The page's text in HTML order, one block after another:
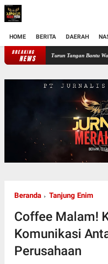
HOME BERITA DAERAH
BREAKING
NEWSPerkuat Ketahanan Pangan
Beranda Tanjung Enim
Coffee Malam!
Komunikasi
Perusahaan